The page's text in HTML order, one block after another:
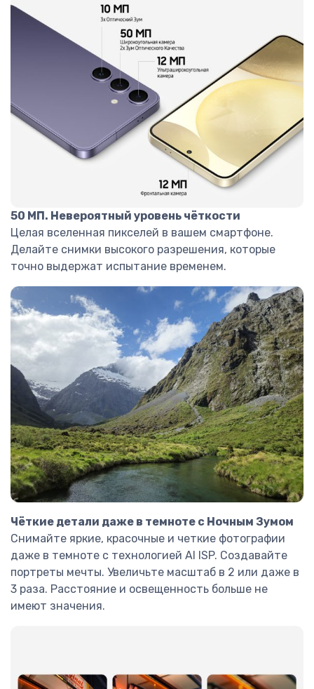
50 МП. Невероятный уровень чёткости
Целая вселенная пикселей в вашем смартфоне.
Делайте снимки высокого разрешения, которые
точно выдержат испытание временем.
Чёткие детали даже в темноте с Ночным Зумом
Снимайте яркие, красочные и четкие фотографии
даже в темноте с технологией AI ISP. Создавайте
портреты мечты. Увеличьте масштаб в 2 или даже в
3 раза. Расстояние и освещенность больше не
имеют значения.